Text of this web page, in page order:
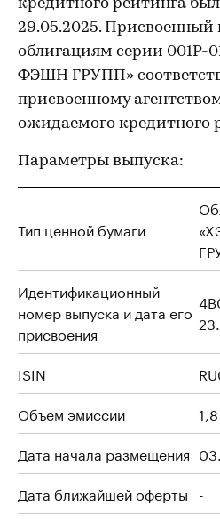
кредитного рейтинга
29.05.2025.
облигациям серии
ФЭШН ГРУПП»
присвоенному
ожидаемого кредитного
Параметры выпуска:
Тип ценной бумаги
Идентификационный
номер выпуска и дата его
присвоения
ISIN
Объем эмиссии
Дата начала размещения
Дата ближайшей оферты -